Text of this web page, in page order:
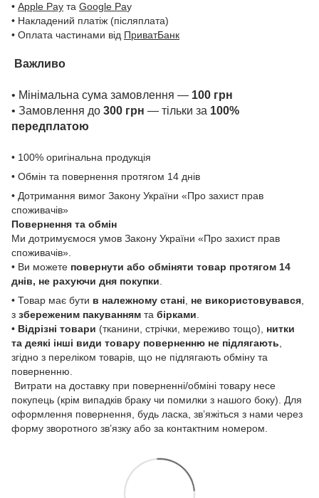
• Apple Pay та Google Pay
• Накладений платіж (післяплата)
• Оплата частинами від ПриватБанк
Важливо
• Мінімальна сума замовлення — 100 грн
• Замовлення до 300 грн — тільки за 100%
передплатою
• 100% оригінальна продукція
• Обмін та повернення протягом 14 днів
• Дотримання вимог Закону України «Про захист прав
споживачів»
Повернення та обмін
Ми дотримуємося умов Закону України «Про захист прав
споживачів».
• Ви можете повернути або обміняти товар протягом 14
днів, не рахуючи дня покупки
• Товар має бути в належному стані не використовувався
з збереженим пакуванням та бірками
• Відрізні товари (тканини, стрічки, мереживо тощо), нитки
та деякі інші види товару поверненню не підлягають
згідно з переліком товарів, що не підлягають обміну та
поверненню.
Витрати на доставку при поверненні/обміні товару несе
покупець (крім випадків браку чи помилки з нашого боку). Для
оформлення повернення, будь ласка, зв’яжіться з нами через
форму зворотного зв’язку або за контактним номером.